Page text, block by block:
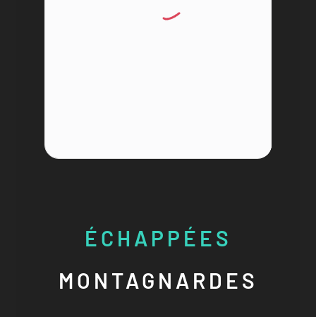
ÉCHAPPÉES
MONTAGNARDES